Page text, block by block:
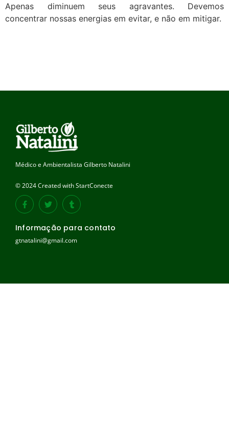
Apenas diminuem seus agravantes. Devemos
concentrar nossas energias em evitar, e não em mitigar.
Médico e Ambientalista Gilberto Natalini
© 2024 Created with StartConecte
Informação para contato
gtnatalini@gmail.com